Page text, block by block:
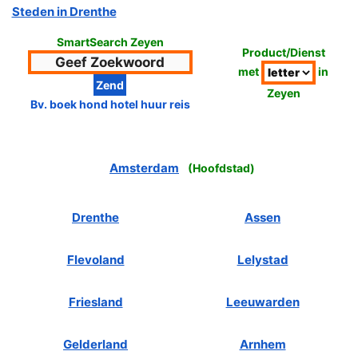
Steden in Drenthe
SmartSearch Zeyen
Bv. boek hond hotel huur reis
Product/Dienst
met
in
Zeyen
Amsterdam (Hoofdstad)
Drenthe Assen
Flevoland Lelystad
Friesland Leeuwarden
Gelderland Arnhem